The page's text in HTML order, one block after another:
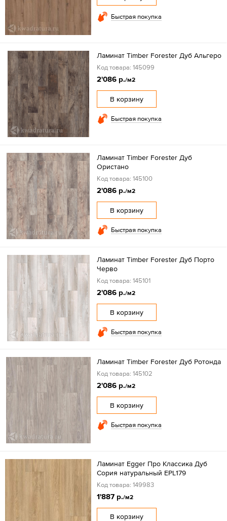
Быстрая покупка
Ламинат Timber Forester Дуб Альгеро
Код товара: 145099
2'086 р./м2
В корзину
Быстрая покупка
Ламинат Timber Forester Дуб
Ористано
Код товара: 145100
2'086 р./м2
В корзину
Быстрая покупка
Ламинат Timber Forester Дуб Порто
Черво
Код товара: 145101
2'086 р./м2
В корзину
Быстрая покупка
Ламинат Timber Forester Дуб Ротонда
Код товара: 145102
2'086 р./м2
В корзину
Быстрая покупка
Ламинат Egger Про Классика Дуб
Сория натуральный EPL179
Код товара: 149983
1'887 р./м2
В корзину